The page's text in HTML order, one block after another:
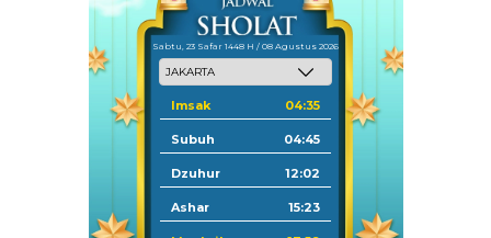
Sabtu, 23 Safar 1448 H / 08 Agustus 2026
Imsak 04:35
Subuh 04:45
Dzuhur 12:02
Ashar 15:23